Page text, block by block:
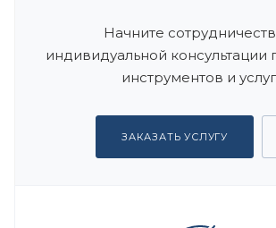
Начните
индивидуальной консультации
инструментов и
ЗАКАЗАТЬ УСЛУГУ